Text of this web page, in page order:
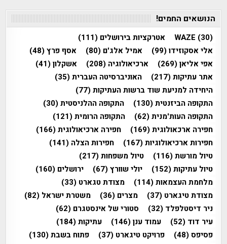
הנושאים החמים!
WAZE (30) אטרקציות בירושלים (111)
אלי אסקוזידו(99) אמיל אלג'ם (80) אסף פרץ(48)
אפי אליאן(269) ארכיאולוגיה (208) אשקלון(41)
אתר עתיקות(217) האוניברסיטה העברית(35)
היחידה למניעת שוד ברשות העתיקות(77)
התקופה הביזנטית(130) התקופה ההלניסטית(30)
התקופה העות'מנית(62) התקופה הרומית(121)
חפירה ארכאולוגית(169) חפירה ארכיאולוגית(166)
חפירות ארכיאולוגיות(167) חפירות הצלה (141)
טיול מורשת(116) טיול משפחות(217)
טיול עתיקות(152) יולי שוורץ(67) ירושלים (160)
מלחמת העצמאות(114) מצודת טגארט (33)
מצודת טיגארט (37) מצרים (36) משטרת ישראל (82)
ניר דיסטלפלד (32) סטורי של אינסטגרם (62)
עיר דוד (52) עמוד ענן(146) עתיקות(184)
פסיפס(48) פרויקט טיגארט (37) פתוח בשבת(130)